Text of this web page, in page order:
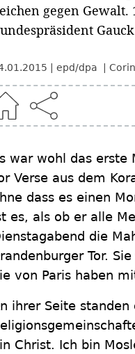
gegen
epd/dpa
war wohl das erste
Verse aus dem
dass es einen
es, als ob er alle
die
Tor.
von Paris haben
ihrer Seite
Christ. Ich bin